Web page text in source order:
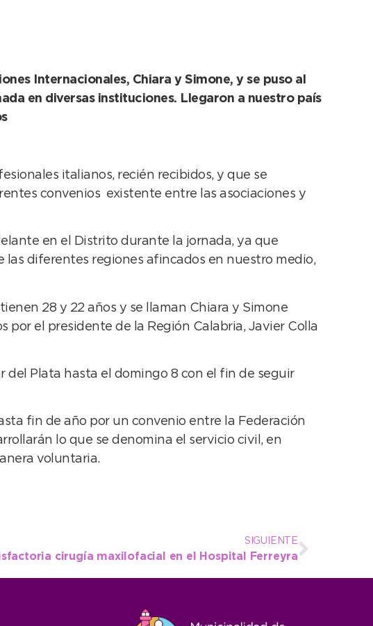
Internacionales, Chiara y Simone, y se puso al
en diversas instituciones. Llegaron a nuestro país
italianos, recién recibidos, y que se
convenios existente entre las asociaciones y
en el Distrito durante la jornada, ya que
diferentes regiones afincados en nuestro medio,
28 y 22 años y se llaman Chiara y Simone
el presidente de la Región Calabria, Javier Colla
del Plata hasta el domingo 8 con el fin de seguir
fin de año por un convenio entre la Federación
lo que se denomina el servicio civil, en
voluntaria.
SIGUIENTE
cirugía maxilofacial en el Hospital Ferreyra